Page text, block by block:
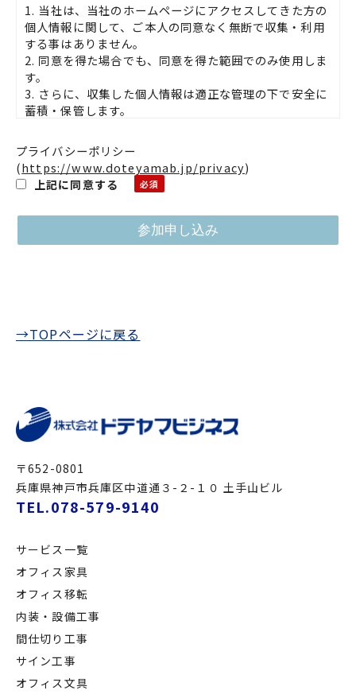
1. 当社は、当社のホームページにアクセスしてきた方の
個人情報に関して、ご本人の同意なく無断で収集・利用
する事はありません。
2. 同意を得た場合でも、同意を得た範囲でのみ使用しま
す。
3. さらに、収集した個人情報は適正な管理の下で安全に
蓄積・保管します。
個人情報の利用目的について
お客様の個人情報は下記の目的に使用させていただきま
す。下記の目的以外で個人情報を使用する場合は、改め
します。また、お客様が個人情報の提供を拒否された場
合は、弊社が提供するサービスがお受けできなくなる場
3. 商品・サービスの正確な提供
プライバシーポリシー
(https://www.doteyamab.jp/privacy)
上記に同意する
→TOPページに戻る
〒652-0801
兵庫県神戸市兵庫区中道通３-２-１０ 土手山ビル
TEL.078-579-9140
サービス一覧
オフィス家具
オフィス移転
内装・設備工事
間仕切り工事
サイン工事
オフィス文具